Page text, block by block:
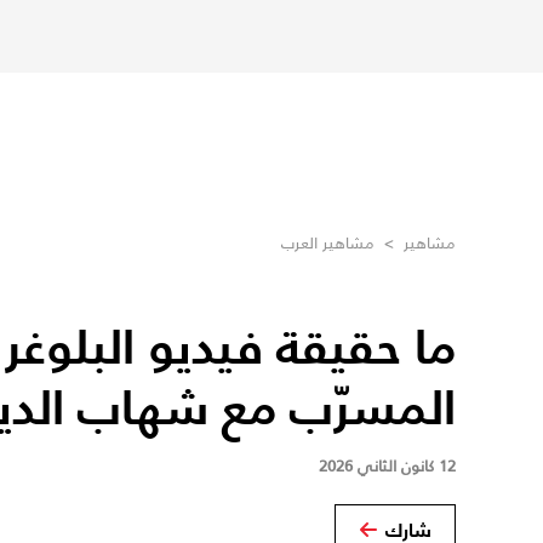
مشاهير > مشاهير العرب
ما حقيقة فيديو
المسرّب مع شهاب
12 كانون الثاني 2026
شارك